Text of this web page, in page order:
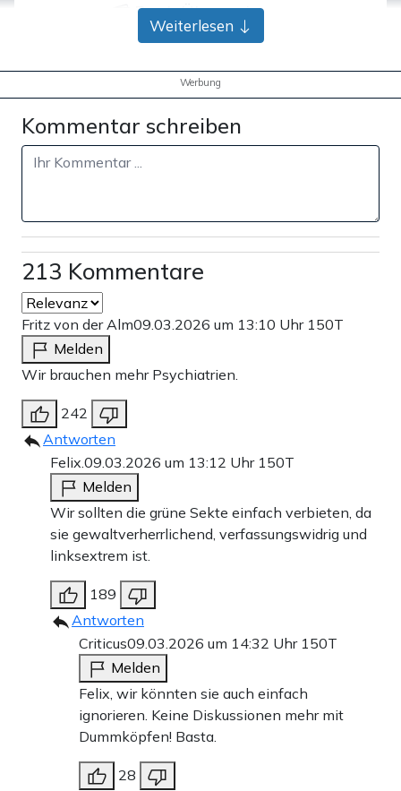
Bank-Überweisung
Weiterlesen
Werbung
Kommentar schreiben
213 Kommentare
Fritz von der Alm09.03.2026 um 13:10 Uhr 150T
Melden
Wir brauchen mehr Psychiatrien.
242
Antworten
Felix.09.03.2026 um 13:12 Uhr 150T
Melden
Wir sollten die grüne Sekte einfach verbieten, da
sie gewaltverherrlichend, verfassungswidrig und
linksextrem ist.
189
Antworten
Criticus09.03.2026 um 14:32 Uhr 150T
Melden
Felix, wir könnten sie auch einfach
ignorieren. Keine Diskussionen mehr mit
Dummköpfen! Basta.
28